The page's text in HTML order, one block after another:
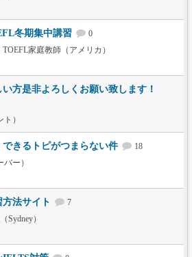
冬期集中講習
0
家庭教師（アメリカ）
方是非よろしくお願い致します！
）
できるトピがつまらない件
18
ー）
法サイト
7
Sydney）